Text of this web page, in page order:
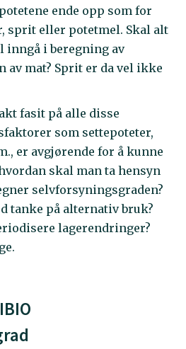
ende opp som for
sprit eller potetmel. Skal alt
inngå i beregning av
av mat? Sprit er da vel ikke
fasit på alle disse
som settepoteter,
er avgjørende for å kunne
skal man ta hensyn
selvforsyningsgraden?
tanke på alternativ bruk?
lagerendringer?